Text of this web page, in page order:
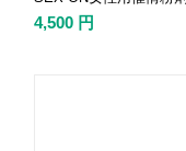
4,500 円